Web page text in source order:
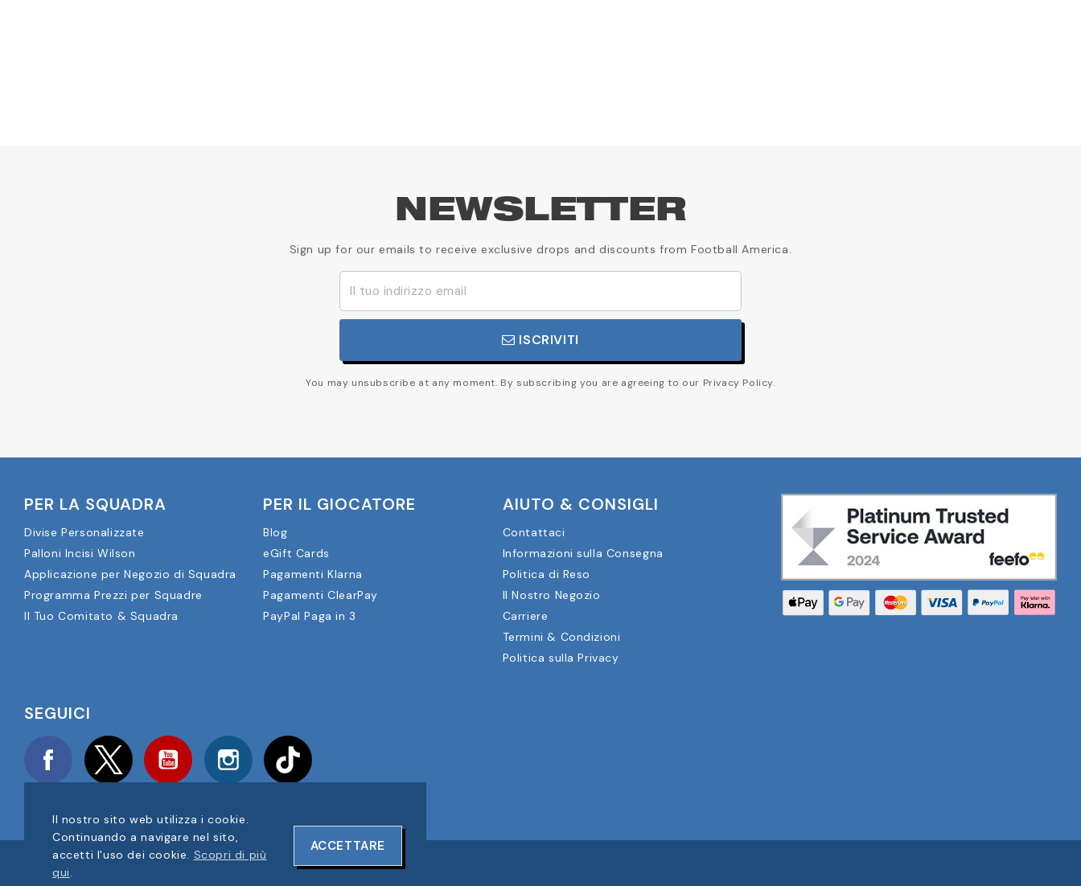
NEWSLETTER
Sign up for our emails to receive exclusive drops and discounts from Football America.
ISCRIVITI
You may unsubscribe at any moment. By subscribing you are agreeing to our Privacy Policy.
PER LA SQUADRA
Divise Personalizzate
Palloni Incisi Wilson
Applicazione per Negozio di Squadra
Programma Prezzi per Squadre
Il Tuo Comitato & Squadra
PER IL GIOCATORE
Blog
eGift Cards
Pagamenti Klarna
Pagamenti ClearPay
PayPal Paga in 3
AIUTO & CONSIGLI
Contattaci
Informazioni sulla Consegna
Politica di Reso
Il Nostro Negozio
Carriere
Termini & Condizioni
Politica sulla Privacy
SEGUICI
Facebook Twitter YouTube Instagram
COPYRIGHT © 2025 FOOTBALL AMERICA UK TUTTI I DIRITTI RISERVATI
Il nostro sito web utilizza i cookie.
Continuando a navigare nel sito,
accetti l'uso dei cookie. Scopri di più
qui.
ACCETTARE